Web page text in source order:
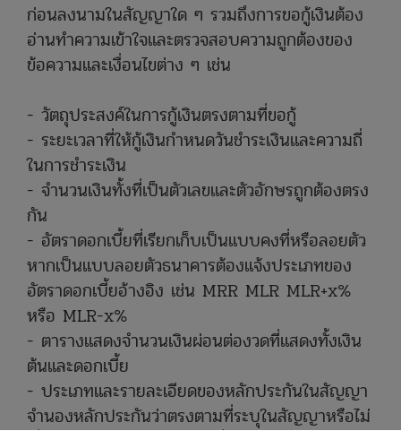
ก่อนลงนามในสัญญาใด ๆ รวมถึงการขอกู้เงินต้อง
อ่านทำความเข้าใจและตรวจสอบความถูกต้องของ
ข้อความและเงื่อนไขต่าง ๆ เช่น​
- วัตถุประส​งค์ในการกู้เงินตรงตามที่ขอกู้​
- ระยะเวลาที่ให้กู้เงินกำหนดวันชำระเงินและความถี่
ในการชำระเงิน
- จำนวนเงินทั้งที่เป็นตัวเลขและตัวอักษรถูกต้องตรง
กัน
- อัตราดอกเบี้ยที่เรียกเก็บเป็นแบบคงที่หรือลอยตัว
หากเป็นแบบลอยตัวธนาคารต้องแจ้งประเภทของ
อัตราดอกเบี้ยอ้างอิง เช่น MRR MLR MLR+x%
หรือ MLR-x%
- ตารางแสดงจำนวนเงินผ่อนต่องวดที่แสดงทั้งเงิน
ต้นและดอกเบี้ย
- ประเภทและรายละเอียดของหลักประกันในสัญญา
จำนองหลักประกันว่าตรงตามที่ระบุในสัญญาหรือไม่